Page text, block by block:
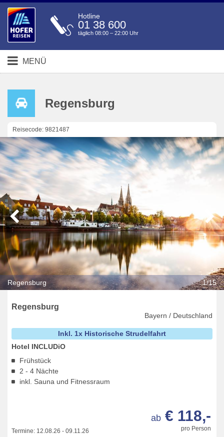
Hotline
01 38 600
täglich 08:00 – 22:00 Uhr
MENÜ
Regensburg
Reisecode: 9821487
Regensburg 1/15
Regensburg
Bayern / Deutschland
Inkl. 1x Historische Strudelfahrt
Hotel INCLUDiO
Frühstück
2 - 4 Nächte
inkl. Sauna und Fitnessraum
Termine: 12.08.26 - 09.11.26 pro Person
ab € 118,-